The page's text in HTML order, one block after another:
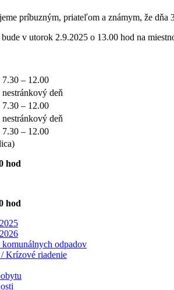
príbuzným, priateľom a známym, že
v utorok 2.9.2025 o 13.00 hod na
7.30 – 12.00
nestránkový deň
7.30 – 12.00
nestránkový deň
7.30 – 12.00
hod
hod
odpadov
Krízové riadenie